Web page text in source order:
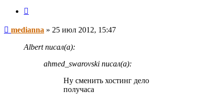
Сообщение
medianna » 25 июл 2012, 15:47
Albert писал(а):
ahmed_swarovski писал(а):
Ну сменить хостинг дело
получаса